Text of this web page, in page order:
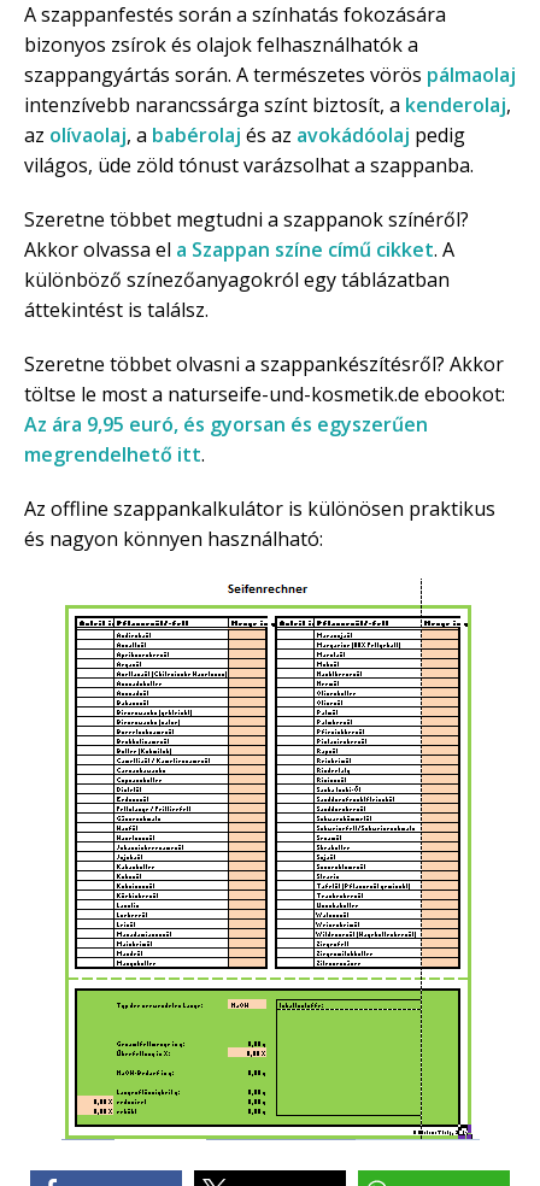
A szappanfestés során a színhatás fokozására
bizonyos zsírok és olajok felhasználhatók a
szappangyártás során. A természetes vörös pálmaolaj
intenzívebb narancssárga színt biztosít, a kenderolaj,
az olívaolaj, a babérolaj és az avokádóolaj pedig
világos, üde zöld tónust varázsolhat a szappanba.
Szeretne többet megtudni a szappanok színéről?
Akkor olvassa el a Szappan színe című cikket. A
különböző színezőanyagokról egy táblázatban
áttekintést is találsz.
Szeretne többet olvasni a szappankészítésről? Akkor
töltse le most a naturseife-und-kosmetik.de ebookot:
Az ára 9,95 euró, és gyorsan és egyszerűen
megrendelhető itt.
Az offline szappankalkulátor is különösen praktikus
és nagyon könnyen használható: